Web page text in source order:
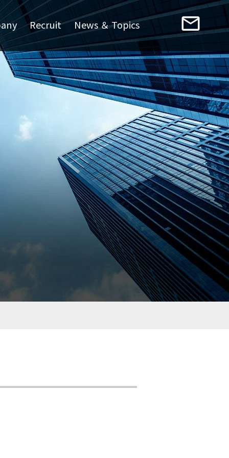
Recruit News ＆ Topics mail_outline